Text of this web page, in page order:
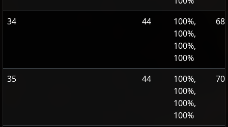
34 44
100%,
100%,
100%,
100%
68
35 44
100%,
100%,
100%,
100%
70